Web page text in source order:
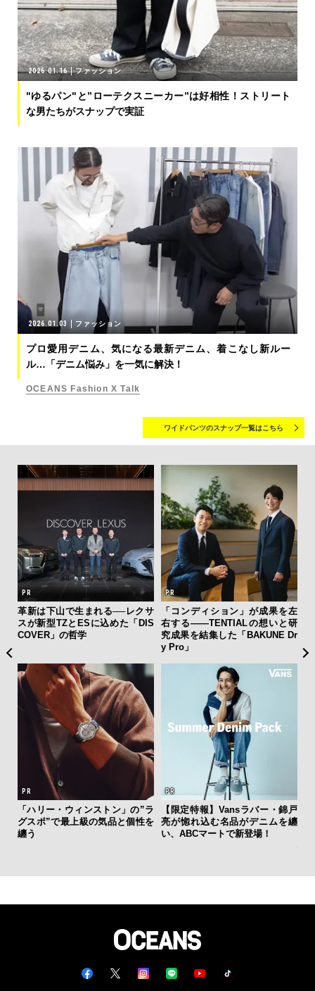
2026.01.16 ファッション
"ゆるパン"と”ローテクスニーカー”は好相性！ストリート
な男たちがスナップで実証
2026.01.03 ファッション
プロ愛用デニム、気になる最新デニム、着こなし新ルー
ル…「デニム悩み」を一気に解決！
OCEANS Fashion X Talk
ワイドパンツのスナップ一覧はこちら
革新は下山で生まれる──レクサ
スが新型TZとESに込めた「DIS
COVER」の哲学
「コンディション」が成果を左
右する——TENTIALの想いと研
究成果を結集した「BAKUNE Dr
y Pro」
「ハリー・ウィンストン」の”ラ
グスポ”で最上級の気品と個性を
纏う
【限定特報】Vansラバー・錦戸
亮が惚れ込む名品がデニムを纏
い、ABCマートで新登場！
グ